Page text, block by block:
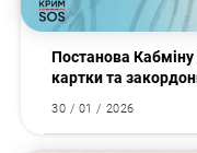
Постанова
картки та
30 / 01 / 2026